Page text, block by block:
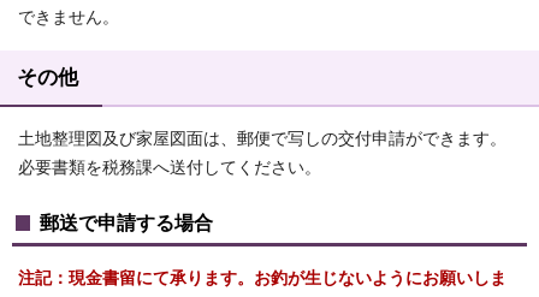
できません。
その他
土地整理図及び家屋図面は、郵便で写しの交付申請ができます。
必要書類を税務課へ送付してください。
郵送で申請する場合
注記：現金書留にて承ります。お釣が生じないようにお願いしま